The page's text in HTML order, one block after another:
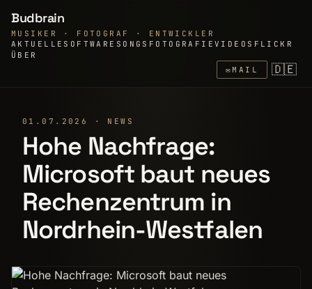
Budbrain
MUSIKER · FOTOGRAF · ENTWICKLER
AKTUELLE SOFTWARE SONGS FOTOGRAFIEVIDEOS FLICKR
ÜBER
✉MAIL 🇩🇪
01.07.2026 · NEWS
Hohe Nachfrage:
Microsoft baut neues
Rechenzentrum in
Nordrhein-Westfalen